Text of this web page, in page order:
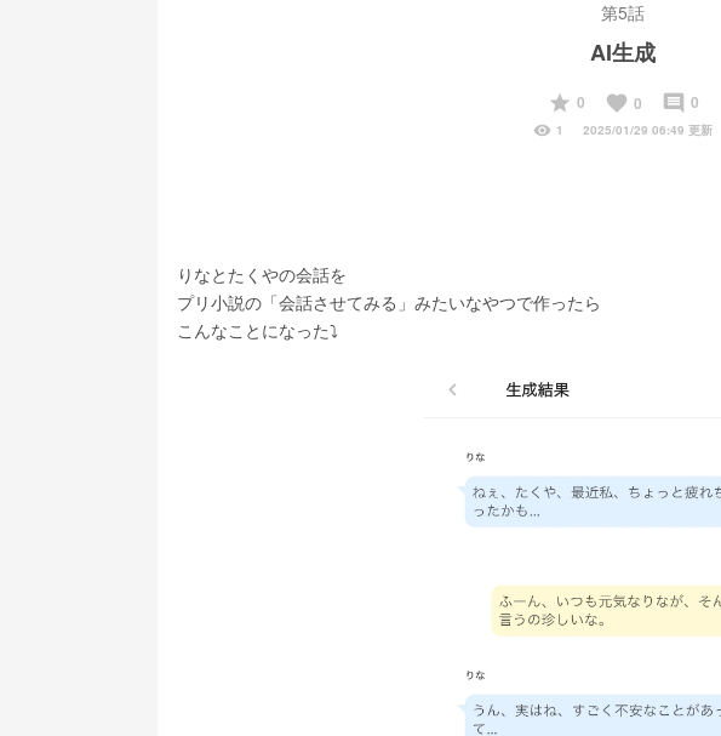
第5話
AI生成
start
0 favorite 0 insert_comment 0
visibility 1 2025/01/29 06:49 更新
りなとたくやの会話を
プリ小説の「会話させてみる」みたいなやつで作ったら
こんなことになった⤵︎ ︎